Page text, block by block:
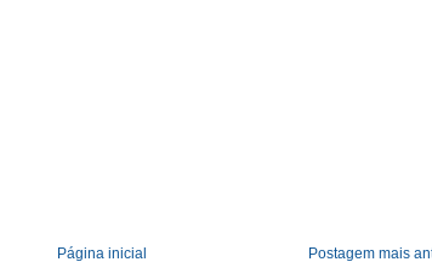
Postagem mais
Página inicial